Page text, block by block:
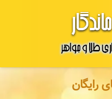
رایگان